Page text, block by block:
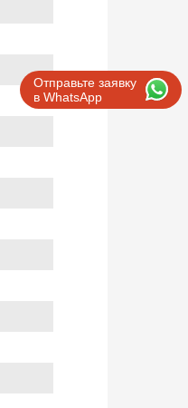
Отправьте заявку
в WhatsApp